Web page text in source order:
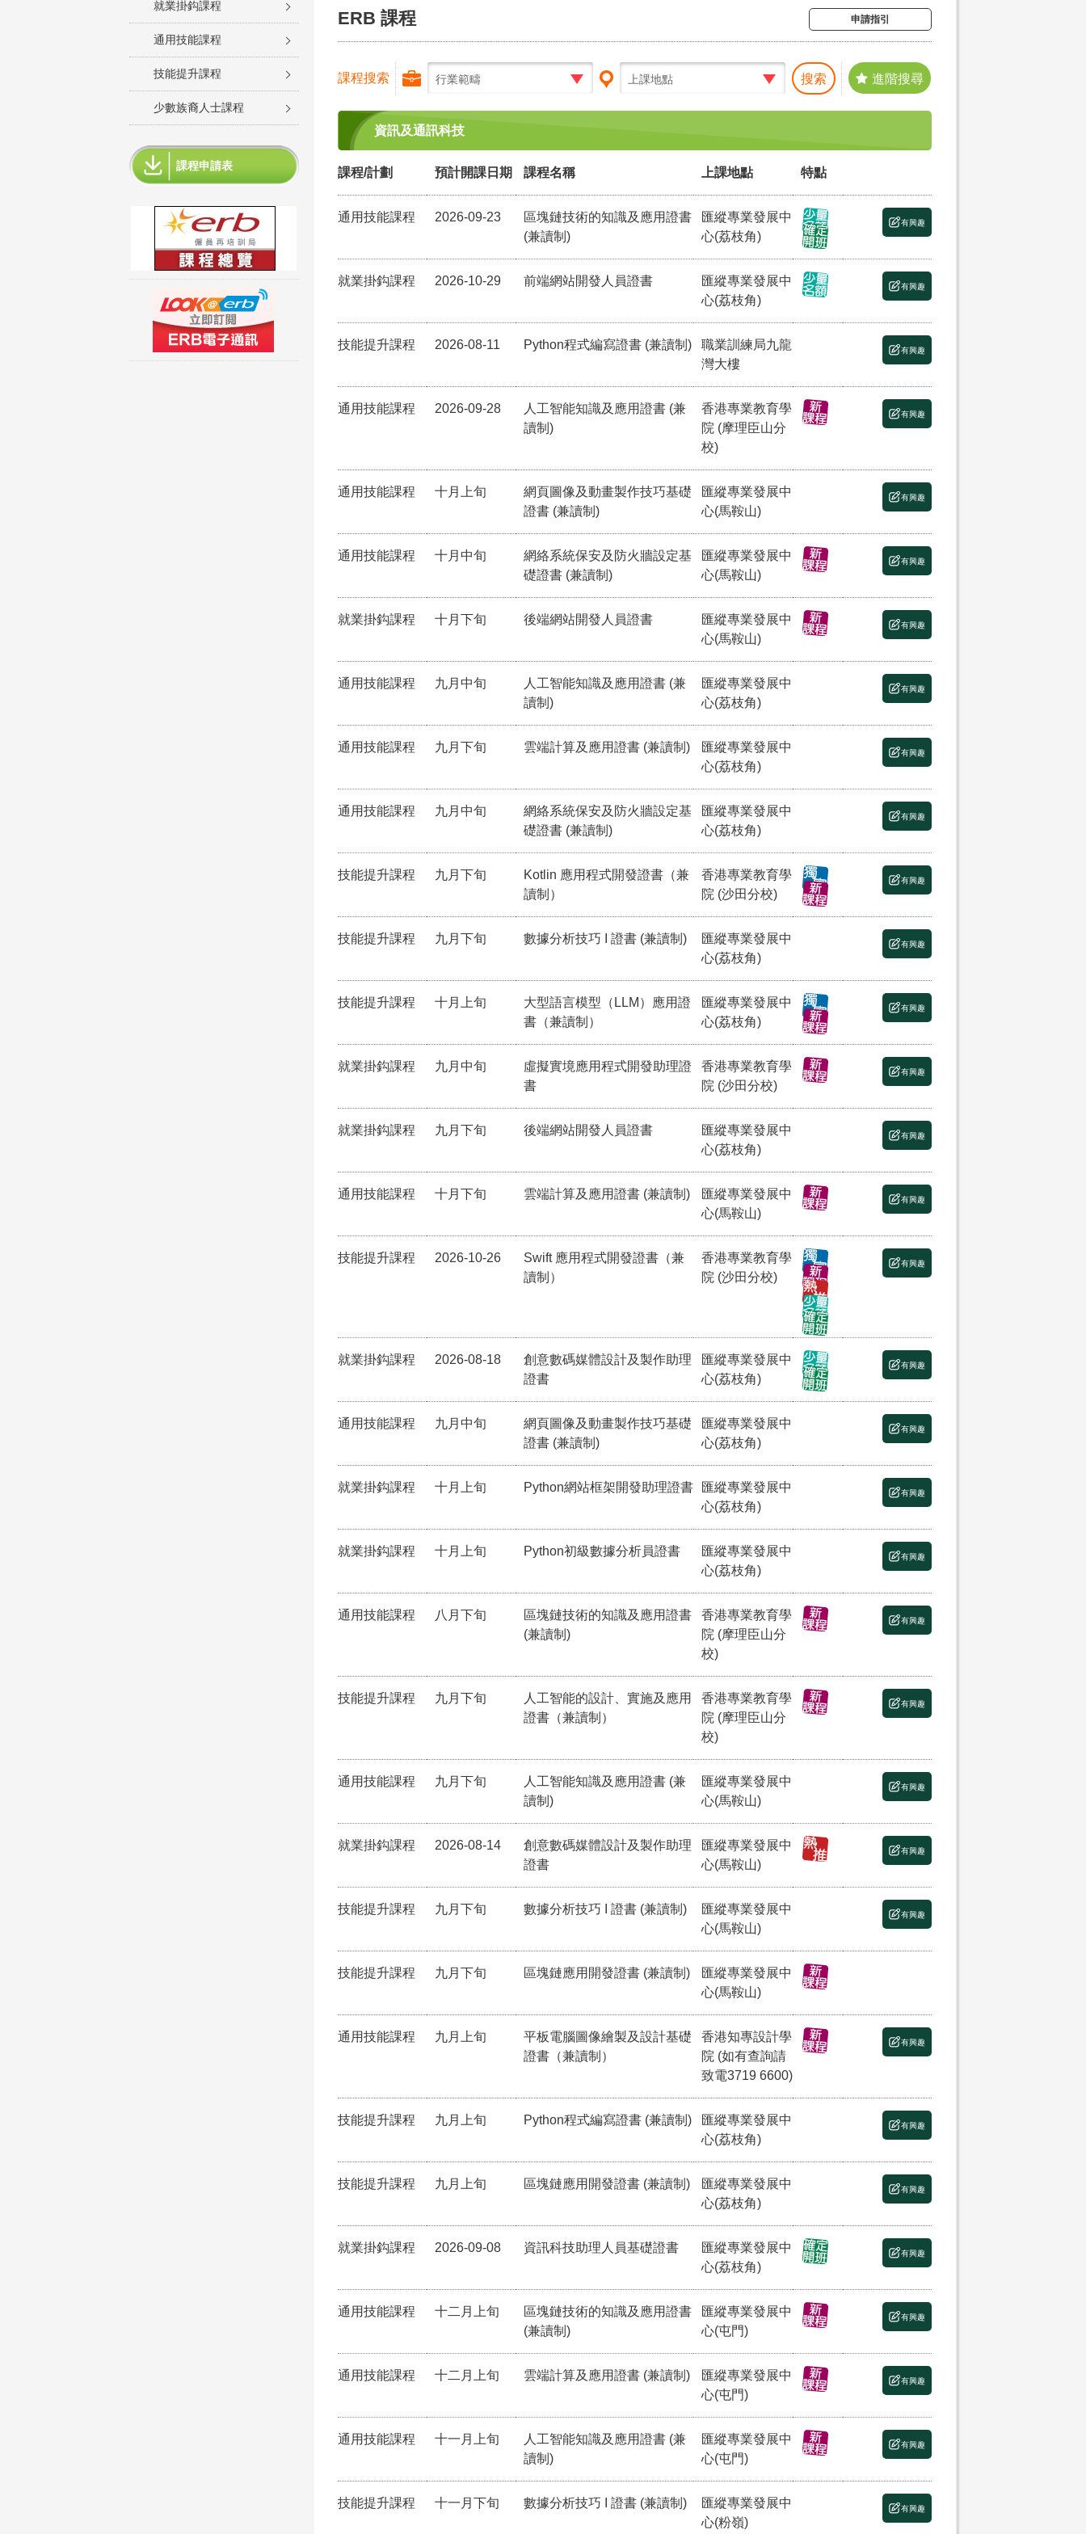
就業掛鈎課程
通用技能課程
技能提升課程
少數族裔人士課程
課程申請表
ERB 課程 申請指引
課程搜索 行業範疇 上課地點 搜索 進階搜尋
資訊及通訊科技
課程/計劃 預計開課日期 課程名稱 上課地點 特點
通用技能課程 2026-09-23
區塊鏈技術的知識及應用證書
(兼讀制)
匯縱專業發展中
心(荔枝角)
有興趣
就業掛鈎課程 2026-10-29 前端網站開發人員證書
匯縱專業發展中
心(荔枝角)
有興趣
技能提升課程 2026-08-11 Python程式編寫證書 (兼讀制)
職業訓練局九龍
灣大樓
有興趣
通用技能課程 2026-09-28
人工智能知識及應用證書 (兼
讀制)
香港專業教育學
院 (摩理臣山分
校)
有興趣
通用技能課程 十月上旬
網頁圖像及動畫製作技巧基礎
證書 (兼讀制)
匯縱專業發展中
心(馬鞍山)
有興趣
通用技能課程 十月中旬
網絡系統保安及防火牆設定基
礎證書 (兼讀制)
匯縱專業發展中
心(馬鞍山)
有興趣
就業掛鈎課程 十月下旬 後端網站開發人員證書
匯縱專業發展中
心(馬鞍山)
有興趣
通用技能課程 九月中旬
人工智能知識及應用證書 (兼
讀制)
匯縱專業發展中
心(荔枝角)
有興趣
通用技能課程 九月下旬 雲端計算及應用證書 (兼讀制)
匯縱專業發展中
心(荔枝角)
有興趣
通用技能課程 九月中旬
網絡系統保安及防火牆設定基
礎證書 (兼讀制)
匯縱專業發展中
心(荔枝角)
有興趣
技能提升課程 九月下旬
Kotlin 應用程式開發證書（兼
讀制）
香港專業教育學
院 (沙田分校)
有興趣
技能提升課程 九月下旬 數據分析技巧 I 證書 (兼讀制)
匯縱專業發展中
心(荔枝角)
有興趣
技能提升課程 十月上旬
大型語言模型（LLM）應用證
書（兼讀制）
匯縱專業發展中
心(荔枝角)
有興趣
就業掛鈎課程 九月中旬
虛擬實境應用程式開發助理證
書
香港專業教育學
院 (沙田分校)
有興趣
就業掛鈎課程 九月下旬 後端網站開發人員證書
匯縱專業發展中
心(荔枝角)
有興趣
通用技能課程 十月下旬 雲端計算及應用證書 (兼讀制)
匯縱專業發展中
心(馬鞍山)
有興趣
技能提升課程 2026-10-26
Swift 應用程式開發證書（兼
讀制）
香港專業教育學
院 (沙田分校)
有興趣
就業掛鈎課程 2026-08-18
創意數碼媒體設計及製作助理
證書
匯縱專業發展中
心(荔枝角)
有興趣
通用技能課程 九月中旬
網頁圖像及動畫製作技巧基礎
證書 (兼讀制)
匯縱專業發展中
心(荔枝角)
有興趣
就業掛鈎課程 十月上旬 Python網站框架開發助理證書
匯縱專業發展中
心(荔枝角)
有興趣
就業掛鈎課程 十月上旬 Python初級數據分析員證書
匯縱專業發展中
心(荔枝角)
有興趣
通用技能課程 八月下旬
區塊鏈技術的知識及應用證書
(兼讀制)
香港專業教育學
院 (摩理臣山分
校)
有興趣
技能提升課程 九月下旬
人工智能的設計、實施及應用
證書（兼讀制）
香港專業教育學
院 (摩理臣山分
校)
有興趣
通用技能課程 九月下旬
人工智能知識及應用證書 (兼
讀制)
匯縱專業發展中
心(馬鞍山)
有興趣
就業掛鈎課程 2026-08-14
創意數碼媒體設計及製作助理
證書
匯縱專業發展中
心(馬鞍山)
有興趣
技能提升課程 九月下旬 數據分析技巧 I 證書 (兼讀制)
匯縱專業發展中
心(馬鞍山)
有興趣
技能提升課程 九月下旬 區塊鏈應用開發證書 (兼讀制)
匯縱專業發展中
心(馬鞍山)
通用技能課程 九月上旬
平板電腦圖像繪製及設計基礎
證書（兼讀制）
香港知專設計學
院 (如有查詢請
致電3719 6600)
有興趣
技能提升課程 九月上旬 Python程式編寫證書 (兼讀制)
匯縱專業發展中
心(荔枝角)
有興趣
技能提升課程 九月上旬 區塊鏈應用開發證書 (兼讀制)
匯縱專業發展中
心(荔枝角)
有興趣
就業掛鈎課程 2026-09-08 資訊科技助理人員基礎證書
匯縱專業發展中
心(荔枝角)
有興趣
通用技能課程 十二月上旬
區塊鏈技術的知識及應用證書
(兼讀制)
匯縱專業發展中
心(屯門)
有興趣
通用技能課程 十二月上旬 雲端計算及應用證書 (兼讀制)
匯縱專業發展中
心(屯門)
有興趣
通用技能課程 十一月上旬
人工智能知識及應用證書 (兼
讀制)
匯縱專業發展中
心(屯門)
有興趣
技能提升課程 十一月下旬 數據分析技巧 I 證書 (兼讀制)
匯縱專業發展中
心(粉嶺)
有興趣